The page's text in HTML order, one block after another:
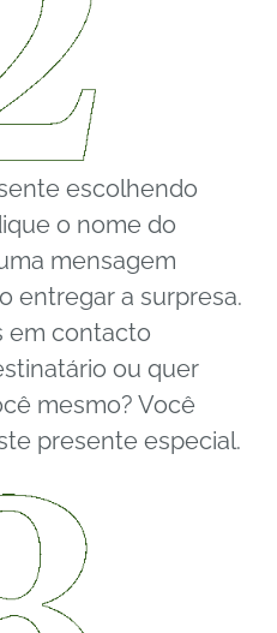
escolhendo
o nome do
mensagem
entregar a surpresa.
em contacto
ou quer
mesmo? Você
presente especial.